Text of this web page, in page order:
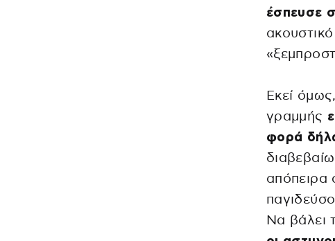
έσπευσε
Εκεί όμως,
γραμμής
φορά
απόπειρα
Να βάλει